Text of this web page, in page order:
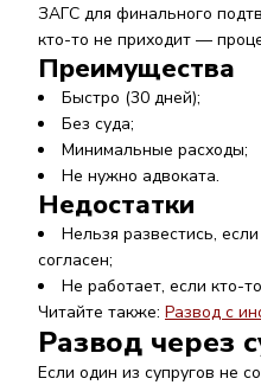
ЗАГС для финального
кто-то не приходит —
Преимущества
Быстро (30 дней);
Без суда;
Минимальные расходы;
Не нужно адвоката.
Недостатки
Нельзя развестись,
согласен;
Не работает, если кто-
Читайте также: Развод с
Развод через
Если один из супругов не